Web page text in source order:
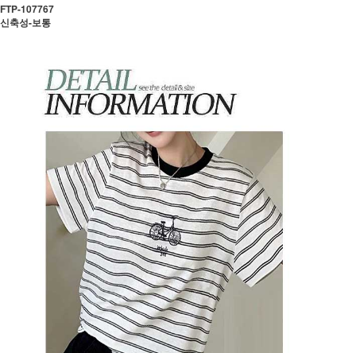
FTP-107767
신축성-보통